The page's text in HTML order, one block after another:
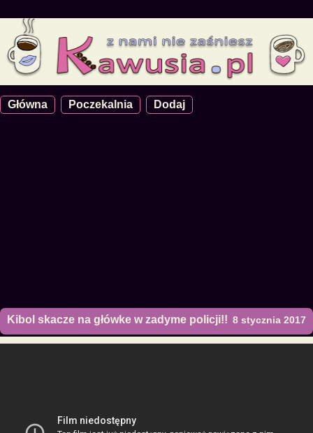
Główna Poczekalnia Dodaj
Kibol skacze na główke w zadyme policji!! 8 stycznia 2017